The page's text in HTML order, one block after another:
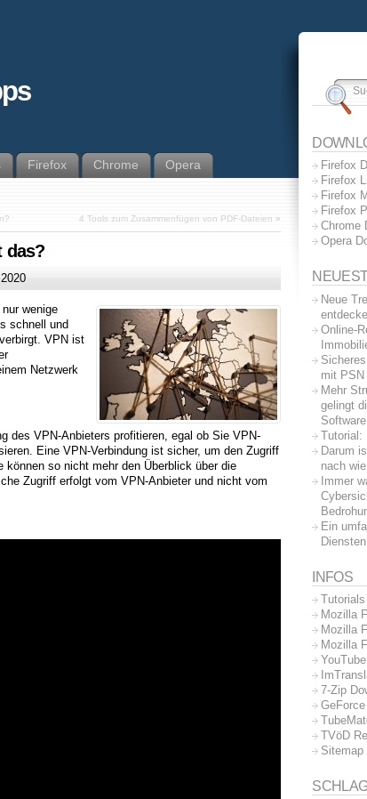
Firefox Chrome Opera
4 Tools zum Zusammenfügen von PDF-Dateien »
das?
wenige
schnell und
VPN ist
Netzwerk
des VPN-Anbieters profitieren, egal ob Sie VPN-
Eine VPN-Verbindung ist sicher, um den Zugriff
können so nicht mehr den Überblick über die
Zugriff erfolgt vom VPN-Anbieter und nicht vom
Firefox
Firefox
Firefox
Firefox
Chrome
Opera
Neue
Online-
mit PSN
Mehr
gelingt
Tutorial:
Darum
nach
Immer
Ein
INFOS
Mozilla
Mozilla
Mozilla
7-Zip
TVöD
Sitemap